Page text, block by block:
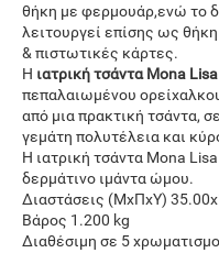
θήκη με φερμουάρ,ενώ το
λειτουργεί επίσης ως
& πιστωτικές κάρτες.
Η ιατρική τσάντα Mona Lisa
πεπαλαιωμένου
από μια πρακτική τσάντα,
γεμάτη πολυτέλεια και
Η ιατρική τσάντα Mona
δερμάτινο ιμάντα ώμου.
Διαστάσεις (ΜxΠxΥ)
Βάρος 1.200 kg
Διαθέσιμη σε 5